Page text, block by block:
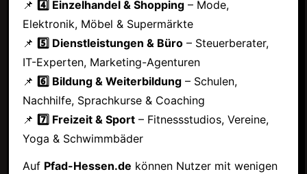
📌 4️⃣ Einzelhandel & Shopping– Mode,
Elektronik, Möbel & Supermärkte
📌 5️⃣ Dienstleistungen & Büro– Steuerberater,
IT-Experten, Marketing-Agenturen
📌 6️⃣ Bildung & Weiterbildung– Schulen,
Nachhilfe, Sprachkurse & Coaching
📌 7️⃣ Freizeit & Sport– Fitnessstudios, Vereine,
Yoga & Schwimmbäder
Auf Pfad-Hessen.de können Nutzer mit wenigen